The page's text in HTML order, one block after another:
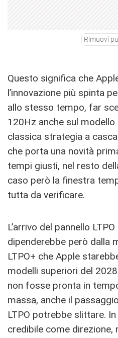
Rimuovi
Questo significa che
l’innovazione più spinta
allo stesso tempo, far
120Hz anche sul modello
classica strategia a
che porta una novità
tempi giusti, nel resto
caso però la finestra
tutta da verificare.
L’arrivo del pannello
dipenderebbe però dalla
LTPO+ che Apple
modelli superiori del
non fosse pronta in
massa, anche il
LTPO potrebbe slittare.
credibile come direzione,